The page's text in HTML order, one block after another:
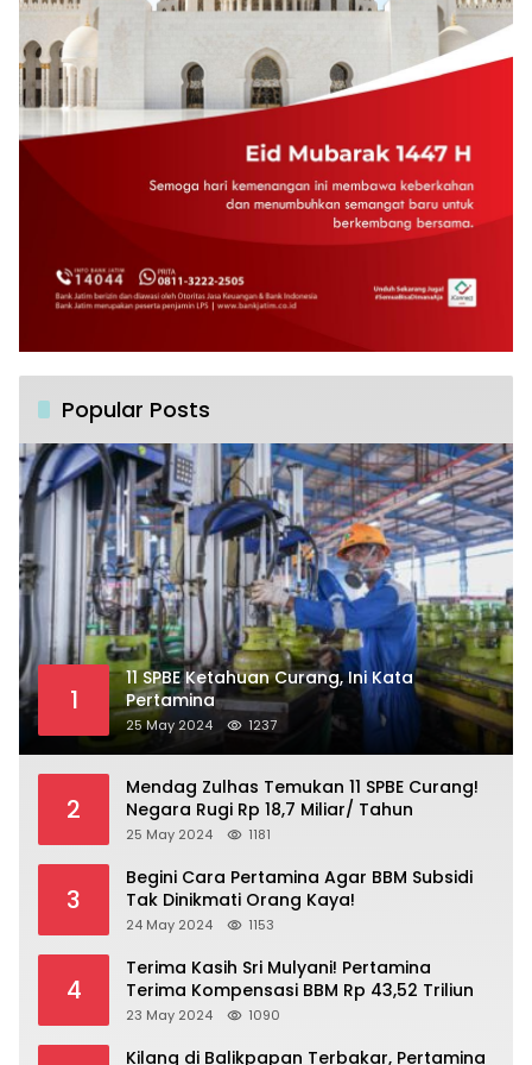
Popular Posts
1
11 SPBE Ketahuan Curang, Ini Kata
Pertamina
25 May 2024 1237
2
Mendag Zulhas Temukan 11 SPBE Curang!
Negara Rugi Rp 18,7 Miliar/ Tahun
25 May 2024 1181
3
Begini Cara Pertamina Agar BBM Subsidi
Tak Dinikmati Orang Kaya!
24 May 2024 1153
4
Terima Kasih Sri Mulyani! Pertamina
Terima Kompensasi BBM Rp 43,52 Triliun
23 May 2024 1090
Kilang di Balikpapan Terbakar, Pertamina